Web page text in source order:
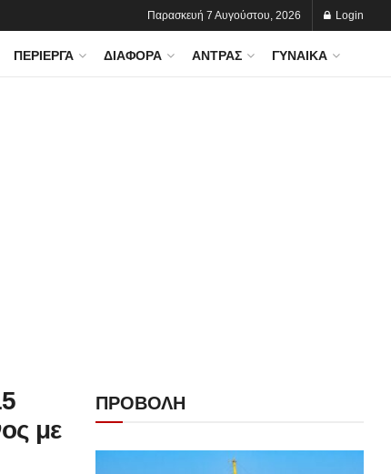
Παρασκευή 7 Αυγούστου, 2026 Login
ΠΕΡΊΕΡΓΑ ΔΙΆΦΟΡΑ ΆΝΤΡΑΣ ΓΥΝΑΊΚΑ
με
ΠΡΟΒΟΛΗ